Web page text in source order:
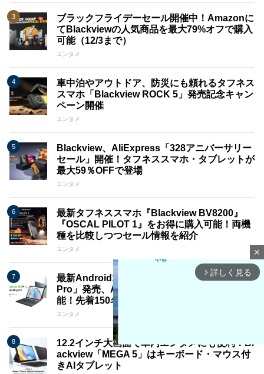
ブラックフライデーセール開催中！Amazonに
てBlackviewの人気商品を最大79%オフで購入
可能（12/3まで）
エンタメ
車中泊やアウトドア、防災にも頼れるタフネス
スマホ「Blackview ROCK 5」発売記念キャン
ペーン開催
エンタメ
Blackview、AliExpress「328アニバーサリー
セール」開催！タフネススマホ・タブレットが
最大59％OFFで登場
エンタメ
最新タフネススマホ『Blackview BV8200』
『OSCAL PILOT 1』をお得に購入可能！両機
種を比較しつつセール情報を紹介
エンタメ
最新Android15タブレット「Blackview Tab60
Pro」発売、Amazonにて26%オフで購入可
能！先着150名限定セール実施(11/29まで)
エンタメ
12.2インチ大画面で車内エンタメにも便利！Bl
ackview「MEGA 5」はキーボード・マウス付
きAIタブレット
close
arrow_forward_ios 詳しく見る